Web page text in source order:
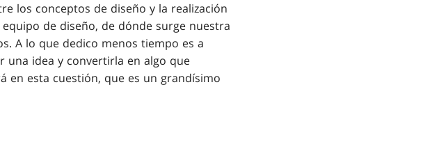
los conceptos de diseño y la realización
de diseño, de dónde surge nuestra
A lo que dedico menos tiempo es a
una idea y convertirla en algo que
en esta cuestión, que es un grandísimo